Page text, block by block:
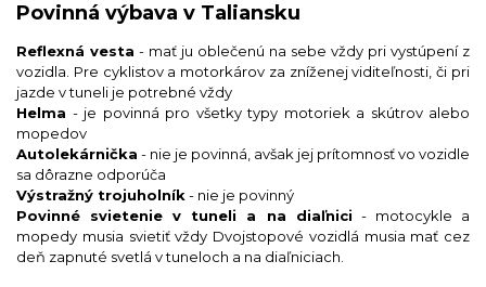
Povinná výbava v Taliansku
Reflexná vesta - mať ju oblečenú na sebe vždy pri vystúpení z
vozidla. Pre cyklistov a motorkárov za zníženej viditeľnosti, či pri
jazde v tuneli je potrebné vždy
Helma - je povinná pro všetky typy motoriek a skútrov alebo
mopedov
Autolekárnička - nie je povinná, avšak jej prítomnosť vo vozidle
sa dôrazne odporúča
Výstražný trojuholník - nie je povinný
Povinné svietenie v tuneli a na diaľnici - motocykle a
mopedy musia svietiť vždy Dvojstopové vozidlá musia mať cez
deň zapnuté svetlá v tuneloch a na diaľniciach.